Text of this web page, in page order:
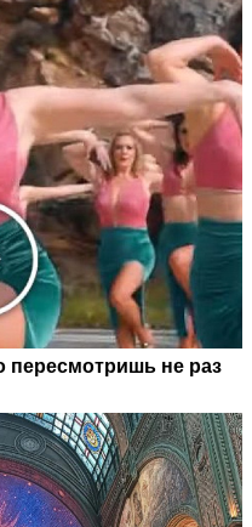
пересмотришь не раз